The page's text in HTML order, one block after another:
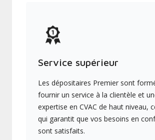
Service supérieur
Les dépositaires Premier sont
fournir un service à la clientèle et
expertise en CVAC de haut niveau,
qui garantit que vos besoins en
sont satisfaits.